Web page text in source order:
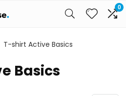
0
T-shirt Active Basics
Basics